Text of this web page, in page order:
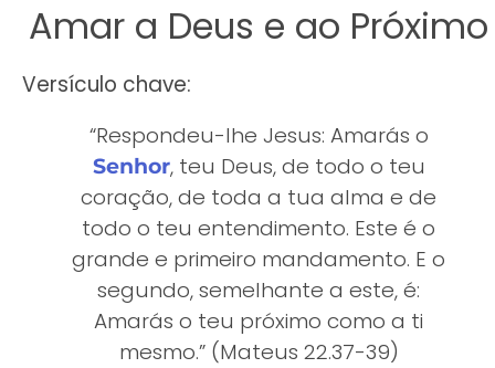
Amar a Deus e ao Próximo
Versículo chave:
“Respondeu-lhe Jesus: Amarás o
Senhor, teu Deus, de todo o teu
coração, de toda a tua alma e de
todo o teu entendimento. Este é o
grande e primeiro mandamento. E o
segundo, semelhante a este, é:
Amarás o teu próximo como a ti
mesmo.” (Mateus 22.37-39)